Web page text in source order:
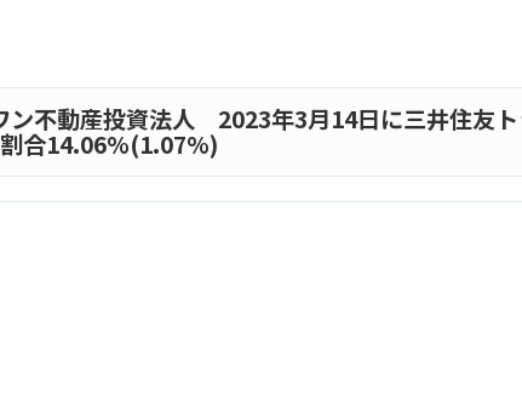
ン不動産投資法人 2023年3月14日に三井住友
合14.06%(1.07%)